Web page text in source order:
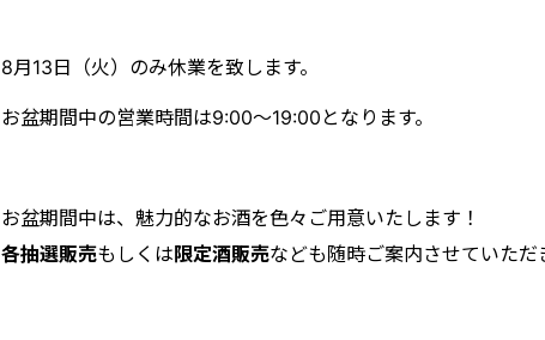
8月13日（火）のみ休業を致します。
お盆期間中の営業時間は9:00〜19:00となります。
お盆期間中は、魅力的なお酒を色々ご用意いたします！
各抽選販売もしくは限定酒販売なども随時ご案内させていただ